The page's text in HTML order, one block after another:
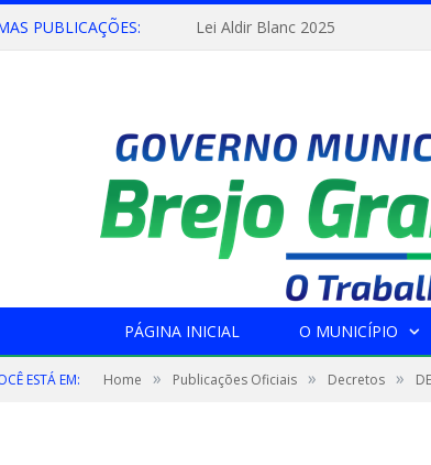
PUBLICAÇÕES: Lei Aldir Blanc 2025
PÁGINA INICIAL O MUNICÍPIO
ESTÁ EM: Home » Publicações Oficiais » Decretos »